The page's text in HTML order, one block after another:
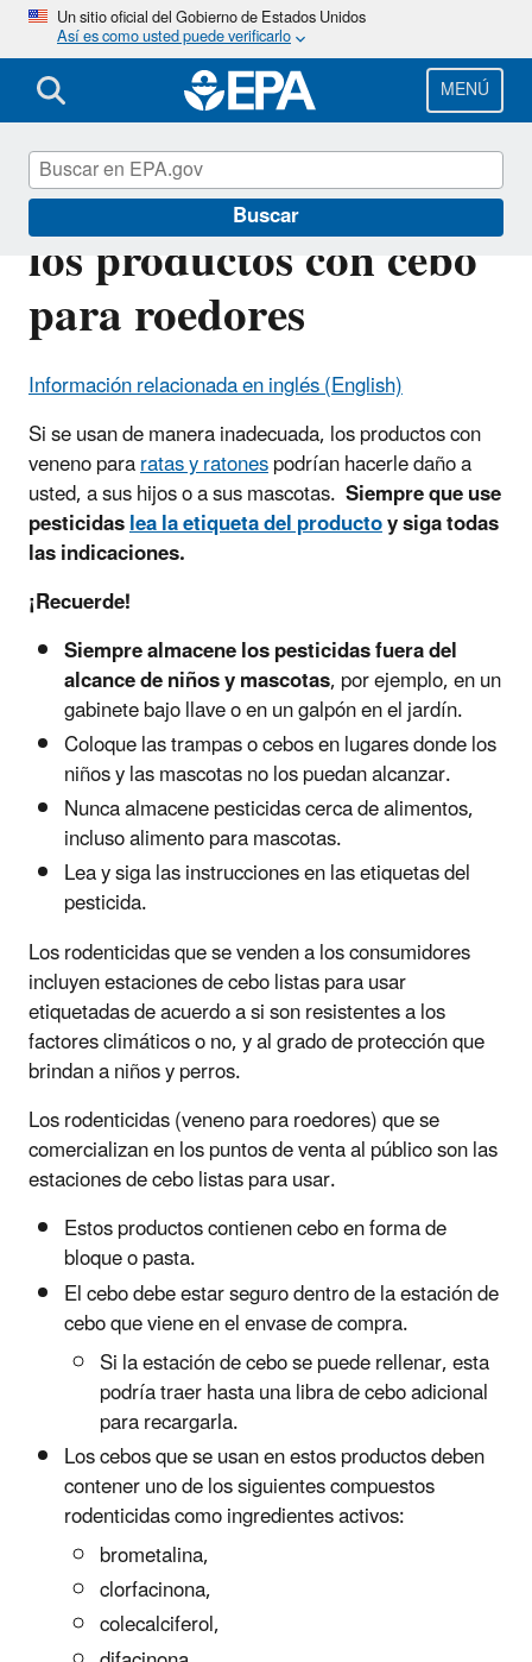
Pasar
al
contenido
principal
Un sitio oficial del Gobierno de Estados Unidos
Así es como usted puede verificarlo
MENÚ
Buscar
Utilice en forma segura
los productos con cebo
para roedores
Información relacionada en inglés (English)
Si se usan de manera inadecuada, los productos con
veneno pararatas y ratonespodrían hacerle daño a
usted, a sus hijos o a sus mascotas. Siempre que use
pesticidaslea la etiqueta del productoy siga todas
las indicaciones.
¡Recuerde!
Siempre almacene los pesticidas fuera del
alcance de niños y mascotas, por ejemplo, en un
gabinete bajo llave o en un galpón en el jardín.
Coloque las trampas o cebos en lugares donde los
niños y las mascotas no los puedan alcanzar.
Nunca almacene pesticidas cerca de alimentos,
incluso alimento para mascotas.
Lea y siga las instrucciones en las etiquetas del
pesticida.
Los rodenticidas que se venden a los consumidores
incluyen estaciones de cebo listas para usar
etiquetadas de acuerdo a si son resistentes a los
factores climáticos o no, y al grado de protección que
brindan a niños y perros.
Los rodenticidas (veneno para roedores) que se
comercializan en los puntos de venta al público son las
estaciones de cebo listas para usar.
Estos productos contienen cebo en forma de
bloque o pasta.
El cebo debe estar seguro dentro de la estación de
cebo que viene en el envase de compra.
Si la estación de cebo se puede rellenar, esta
podría traer hasta una libra de cebo adicional
para recargarla.
Los cebos que se usan en estos productos deben
contener uno de los siguientes compuestos
rodenticidas como ingredientes activos:
brometalina,
clorfacinona,
colecalciferol,